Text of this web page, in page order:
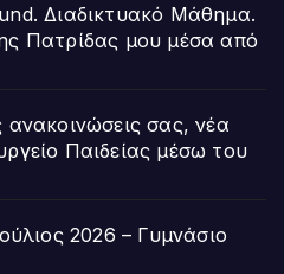
Διαδικτυακό Μάθημα.
Πατρίδας μου μέσα από
ανακοινώσεις σας, νέα
Παιδείας μέσω του
2026 – Γυμνάσιο